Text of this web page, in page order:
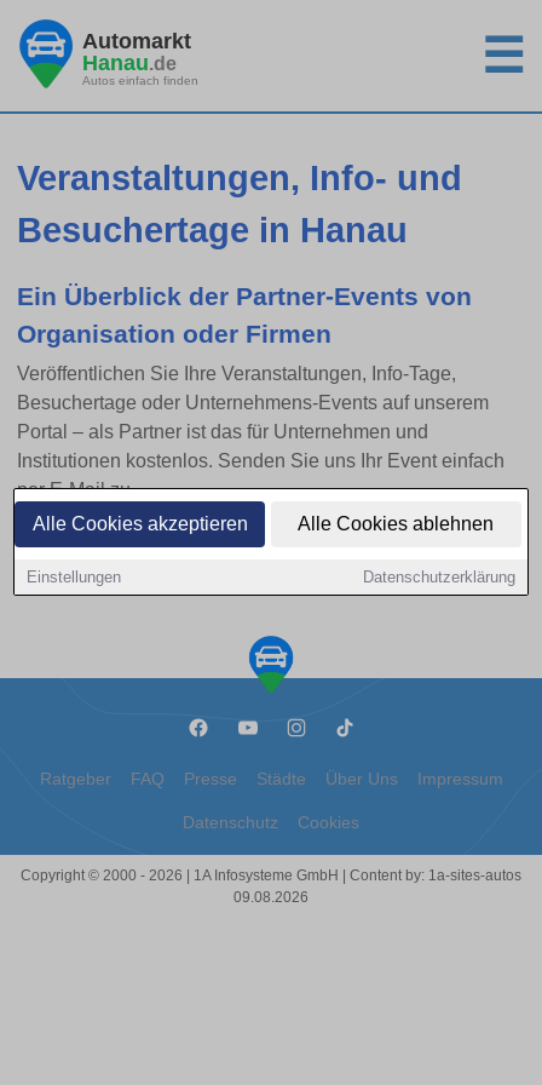
Alle Cookies akzeptieren Alle Cookies ablehnen
Einstellungen Datenschutzerklärung
Automarkt
Hanau.de
Autos einfach finden ☰
Veranstaltungen, Info- und
Besuchertage in Hanau
Ein Überblick der Partner-Events von
Organisation oder Firmen
Veröffentlichen Sie Ihre Veranstaltungen, Info-Tage,
Besuchertage oder Unternehmens-Events auf unserem
Portal – als Partner ist das für Unternehmen und
Institutionen kostenlos. Senden Sie uns Ihr Event einfach
per E-Mail zu.
Kontakt aufnehmen
Ratgeber FAQ Presse Städte Über Uns Impressum
Datenschutz Cookies
Copyright © 2000 - 2026 | 1A Infosysteme GmbH | Content by: 1a-sites-autos
09.08.2026